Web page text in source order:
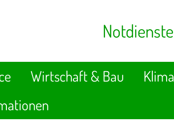
Notdienste
Wirtschaft & Bau